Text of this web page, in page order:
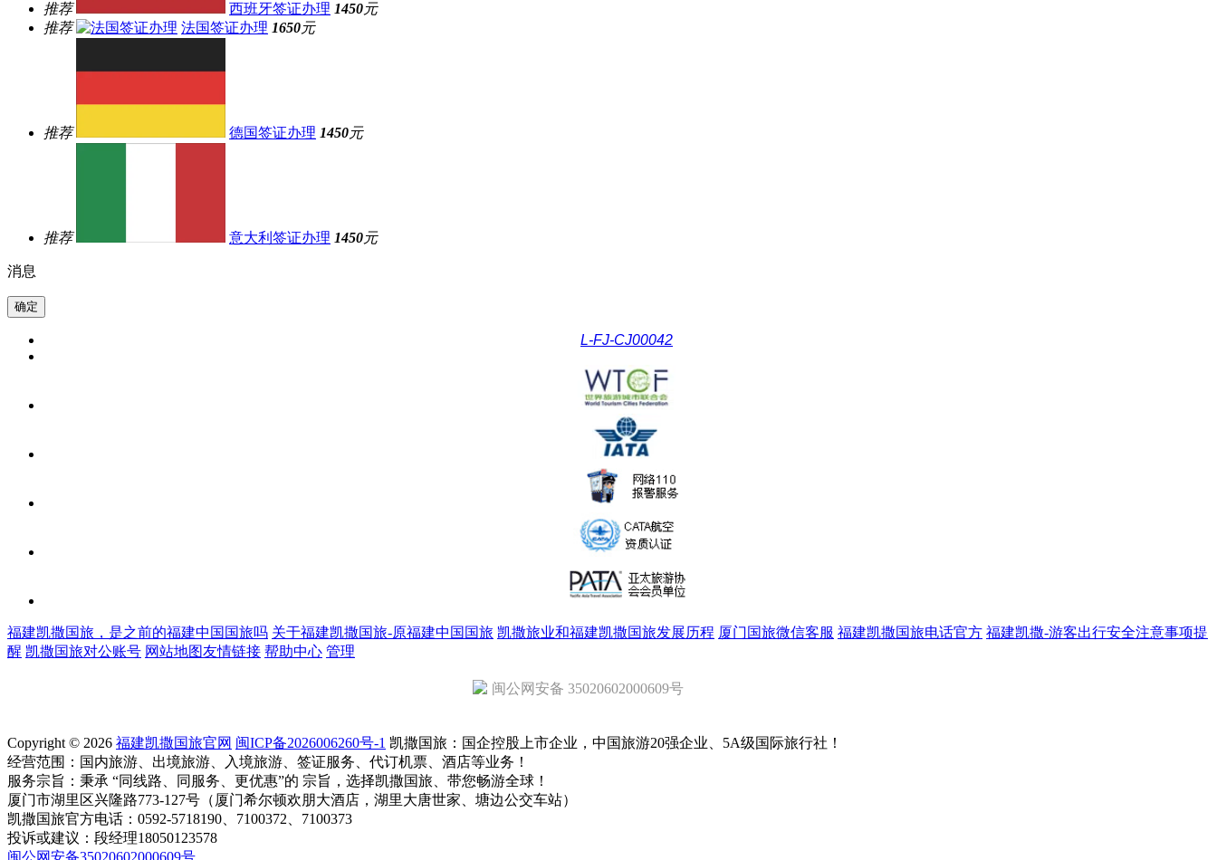
推荐 西班牙签证办理 1450元
推荐
法国签证办理 1650元
推荐 德国签证办理 1450元
推荐 意大利签证办理 1450元
消息
L-FJ-CJ00042
福建凯撒国旅，是之前的福建中国国旅吗 关于福建凯撒国旅-原福建中国国旅 凯撒旅业和福建凯撒国旅发展历程 厦门国旅微信客服 福建凯撒国旅电话官方 福建凯撒-游客出行安全注意事项提
醒 凯撒国旅对公账号 网站地图友情链接 帮助中心 管理
闽公网安备 35020602000609号
Copyright © 2026 福建凯撒国旅官网 闽ICP备2026006260号-1 凯撒国旅：国企控股上市企业，中国旅游20强企业、5A级国际旅行社！
经营范围：国内旅游、出境旅游、入境旅游、签证服务、代订机票、酒店等业务！
服务宗旨：秉承 “同线路、同服务、更优惠”的 宗旨，选择凯撒国旅、带您畅游全球！
厦门市湖里区兴隆路773-127号（厦门希尔顿欢朋大酒店，湖里大唐世家、塘边公交车站）
凯撒国旅官方电话：0592-5718190、7100372、7100373
投诉或建议：段经理18050123578